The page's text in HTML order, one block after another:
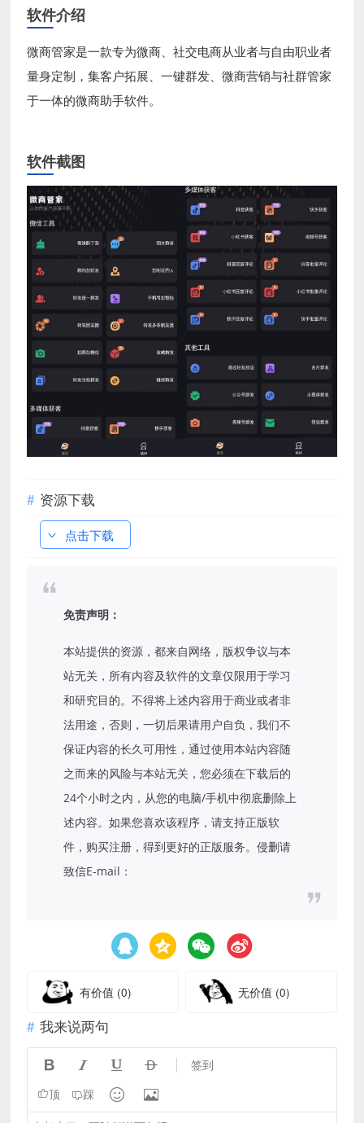
软件介绍
微商管家是一款专为微商、社交电商从业者与自由职业者
量身定制，集客户拓展、一键群发、微商营销与社群管家
于一体的微商助手软件。
软件截图
资源下载
点击下载
免责声明：
本站提供的资源，都来自网络，版权争议与本
站无关，所有内容及软件的文章仅限用于学习
和研究目的。不得将上述内容用于商业或者非
法用途，否则，一切后果请用户自负，我们不
保证内容的长久可用性，通过使用本站内容随
之而来的风险与本站无关，您必须在下载后的
24个小时之内，从您的电脑/手机中彻底删除上
述内容。如果您喜欢该程序，请支持正版软
件，购买注册，得到更好的正版服务。侵删请
致信E-mail：
有价值 (0) 无价值 (0)
我来说两句
    签到
顶 踩  